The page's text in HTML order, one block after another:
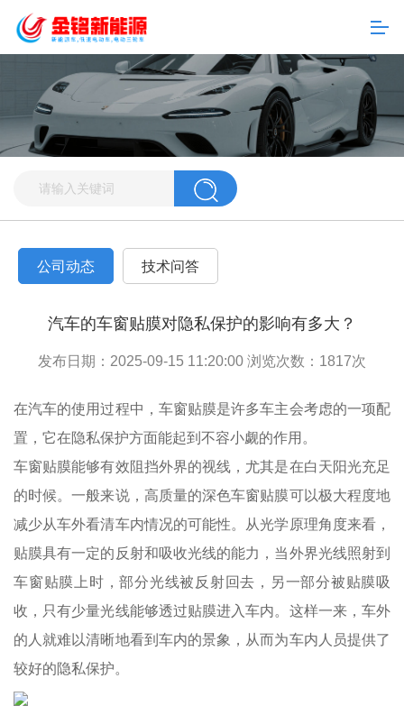
公司动态 技术问答
汽车的车窗贴膜对隐私保护的影响有多大？
发布日期：2025-09-15 11:20:00 浏览次数： 1817次
在汽车的使用过程中，车窗贴膜是许多车主会考虑的一项配
置，它在隐私保护方面能起到不容小觑的作用。
车窗贴膜能够有效阻挡外界的视线，尤其是在白天阳光充足
的时候。一般来说，高质量的深色车窗贴膜可以极大程度地
减少从车外看清车内情况的可能性。从光学原理角度来看，
贴膜具有一定的反射和吸收光线的能力，当外界光线照射到
车窗贴膜上时，部分光线被反射回去，另一部分被贴膜吸
收，只有少量光线能够透过贴膜进入车内。这样一来，车外
的人就难以清晰地看到车内的景象，从而为车内人员提供了
较好的隐私保护。